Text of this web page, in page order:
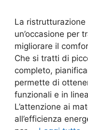
La
un’occasione per
migliorare il
Che si tratti di
completo,
permette di
funzionali e in
L’attenzione ai
all’efficienza